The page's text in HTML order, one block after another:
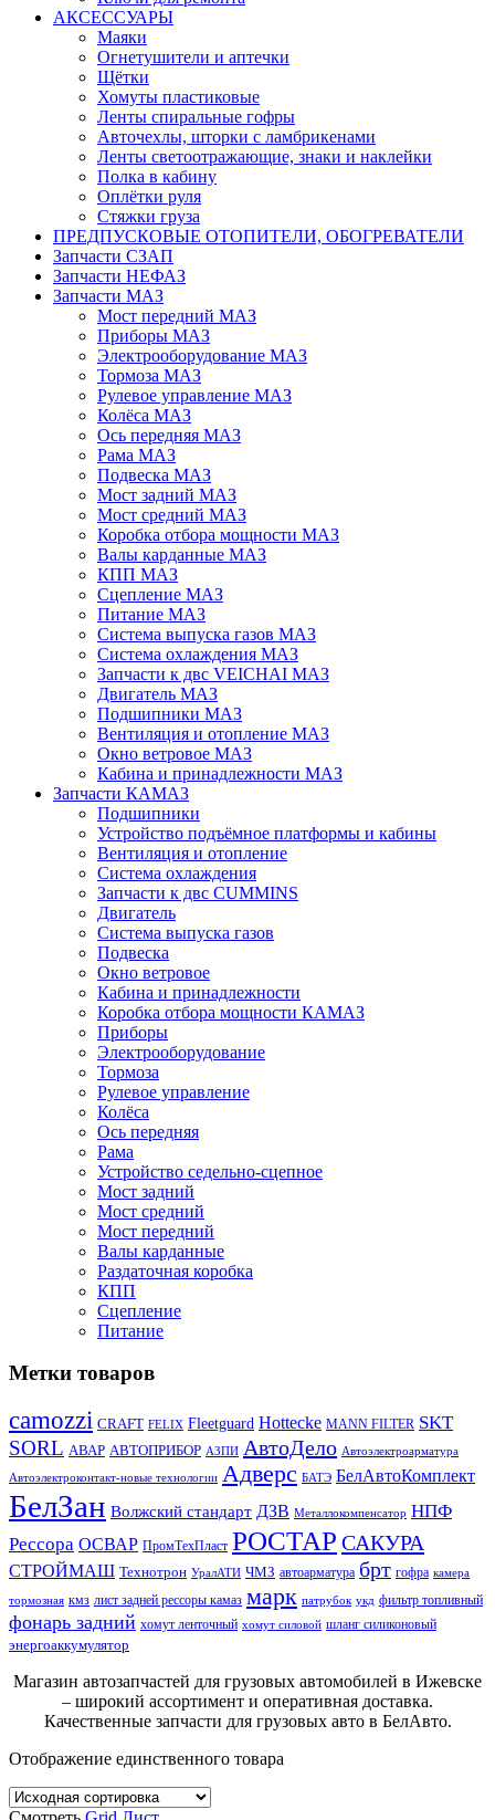
АКСЕССУАРЫ
Маяки
Огнетушители и аптечки
Щётки
Хомуты пластиковые
Ленты спиральные гофры
Авточехлы, шторки с ламбрикенами
Ленты светоотражающие, знаки и наклейки
Полка в кабину
Оплётки руля
Cтяжки груза
ПРЕДПУСКОВЫЕ ОТОПИТЕЛИ, ОБОГРЕВАТЕЛИ
Запчасти СЗАП
Запчасти НЕФАЗ
Запчасти МАЗ
Мост передний МАЗ
Приборы МАЗ
Электрооборудование МАЗ
Тормоза МАЗ
Рулевое управление МАЗ
Колёса МАЗ
Ось передняя МАЗ
Рама МАЗ
Подвеска МАЗ
Мост задний МАЗ
Мост средний МАЗ
Коробка отбора мощности МАЗ
Валы карданные МАЗ
КПП МАЗ
Сцепление МАЗ
Питание МАЗ
Система выпуска газов МАЗ
Система охлаждения МАЗ
Запчасти к двс VEICHAI МАЗ
Двигатель МАЗ
Подшипники МАЗ
Вентиляция и отопление МАЗ
Окно ветровое МАЗ
Кабина и принадлежности МАЗ
Запчасти КАМАЗ
Подшипники
Устройство подъёмное платформы и кабины
Вентиляция и отопление
Система охлаждения
Запчасти к двс CUMMINS
Двигатель
Система выпуска газов
Подвеска
Окно ветровое
Кабина и принадлежности
Коробка отбора мощности КАМАЗ
Приборы
Электрооборудование
Тормоза
Рулевое управление
Колёса
Ось передняя
Рама
Устройство седельно-сцепное
Мост задний
Мост средний
Мост передний
Валы карданные
Раздаточная коробка
КПП
Сцепление
Питание
Метки товаров
camozzi CRAFT FELIX Fleetguard Hottecke MANN FILTER SKT
SORL АВАР АВТОПРИБОР АЗПИ АвтоДело Автоэлектроарматура
Автоэлектроконтакт-новые технологии Адверс БАТЭ БелАвтоКомплект
БелЗан Волжский стандарт ДЗВ Металлокомпенсатор НПФ
Рессора ОСВАР ПромТехПласт РОСТАР САКУРА
СТРОЙМАШ Технотрон УралАТИ ЧМЗ автоарматура брт гофра камера
тормозная кмз лист задней рессоры камаз марк патрубок укд фильтр топливный
фонарь задний хомут ленточный хомут силовой шланг силиконовый
энергоаккумулятор
Магазин автозапчастей для грузовых автомобилей в Ижевске
– широкий ассортимент и оперативная доставка.
Качественные запчасти для грузовых авто в БелАвто.
Отображение единственного товара